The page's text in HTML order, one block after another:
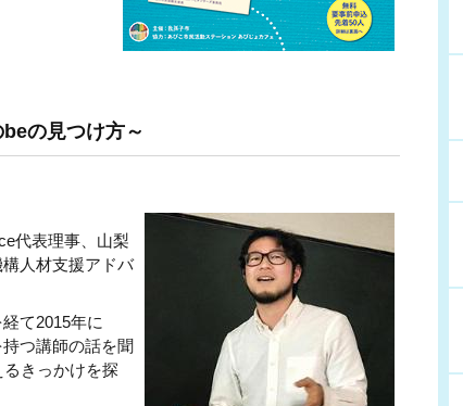
の見つけ方～
代表理事、山梨
人材支援アドバ
て2015年に
つ講師の話を聞
きっかけを探